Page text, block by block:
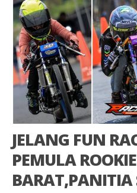
JELANG FUN
PEMULA
BARAT,PANITIA